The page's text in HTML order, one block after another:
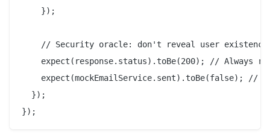
    });
    // Security oracle: don't reveal user existence
expect(response.status).toBe(200); // Always
expect(mockEmailService.sent).toBe(false); //
  });